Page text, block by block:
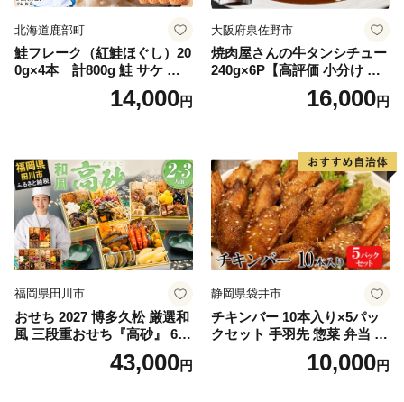
北海道鹿部町
鮭フレーク（紅鮭ほぐし）20
0g×4本 計800g 鮭 サケ 鮭
ほぐし サケフレーク シャケ
フレーク 鮭フレーク14,000円
大阪府泉佐野市
焼肉屋さんの牛タンシチュー
240g×6P【高評価 小分け 惣
菜 牛たん 一人暮らし 冷凍】
16,000円
福岡県田川市
おせち 2027 博多久松 厳選和
風 三段重おせち『高砂』 6.5
寸 3段重 2～3人前 おせち料
理 重箱 お正月 冷凍おせち 縁
43,000円
静岡県袋井市
チキンバー 10本入り×5パッ
クセット 手羽先 惣菜 弁当 お
かず お酒 おつまみ ギフト キ
ャンプ アウトドア キャンプ
10,000円